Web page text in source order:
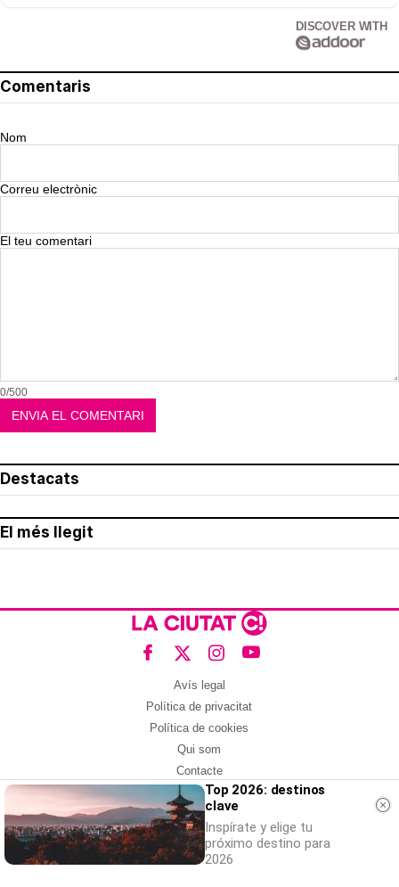
DISCOVER WITH
Comentaris
Nom
Correu electrònic
El teu comentari
0/500
Destacats
El més llegit
Avís legal
Política de privacitat
Política de cookies
Qui som
Contacte
Xarxes socials
Amb col·laboració de:
Top 2026: destinos
clave
Inspírate y elige tu
próximo destino para
2026